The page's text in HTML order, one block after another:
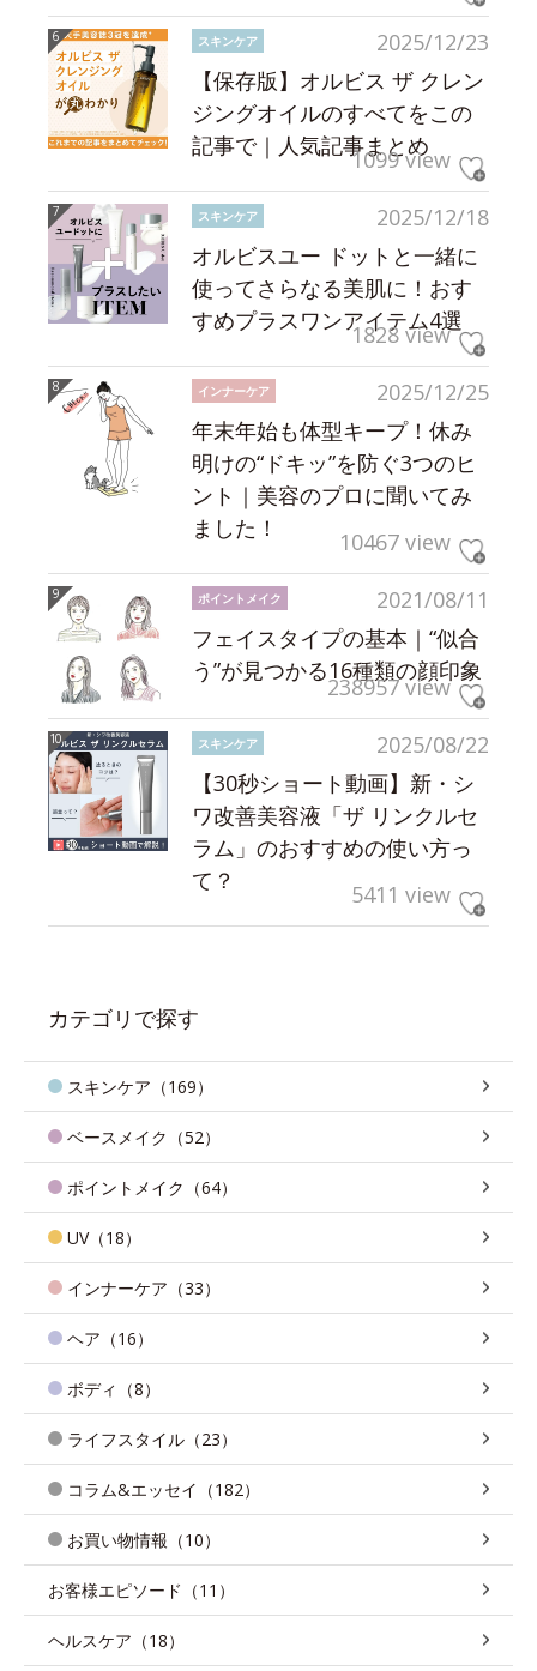
2025/12/23
スキンケア
【保存版】オルビス ザ クレン
ジングオイルのすべてをこの
記事で｜人気記事まとめ
1099 view
2025/12/18
スキンケア
オルビスユー ドットと一緒に
使ってさらなる美肌に！おす
すめプラスワンアイテム4選
1828 view
2025/12/25
インナーケア
年末年始も体型キープ！休み
明けの“ドキッ”を防ぐ3つのヒ
ント｜美容のプロに聞いてみ
ました！
10467 view
2021/08/11
ポイントメイク
フェイスタイプの基本｜“似合
う”が見つかる16種類の顔印象
238957 view
2025/08/22
スキンケア
【30秒ショート動画】新・シ
ワ改善美容液「ザ リンクルセ
ラム」のおすすめの使い方っ
て？
5411 view
カテゴリで探す
スキンケア（169）
ベースメイク（52）
ポイントメイク（64）
UV（18）
インナーケア（33）
ヘア（16）
ボディ（8）
ライフスタイル（23）
コラム&エッセイ（182）
お買い物情報（10）
お客様エピソード（11）
ヘルスケア（18）